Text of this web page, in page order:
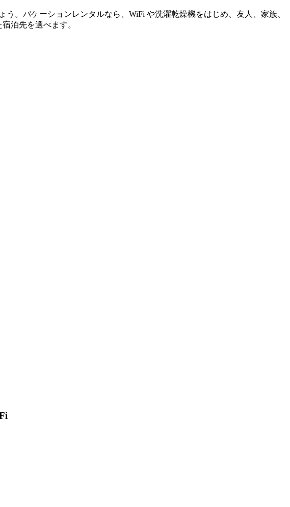
。バケーションレンタルなら、WiFi や洗濯乾燥機をはじめ、友人、家族、
泊先を選べます。